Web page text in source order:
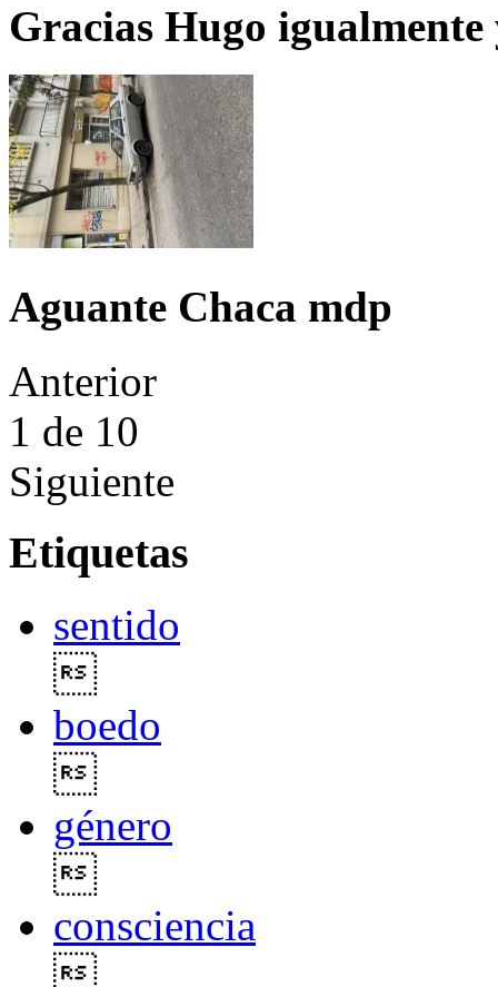
Gracias Hugo igualmente
Aguante Chaca mdp
Anterior
1 de 10
Siguiente
Etiquetas
sentido
boedo
género
consciencia